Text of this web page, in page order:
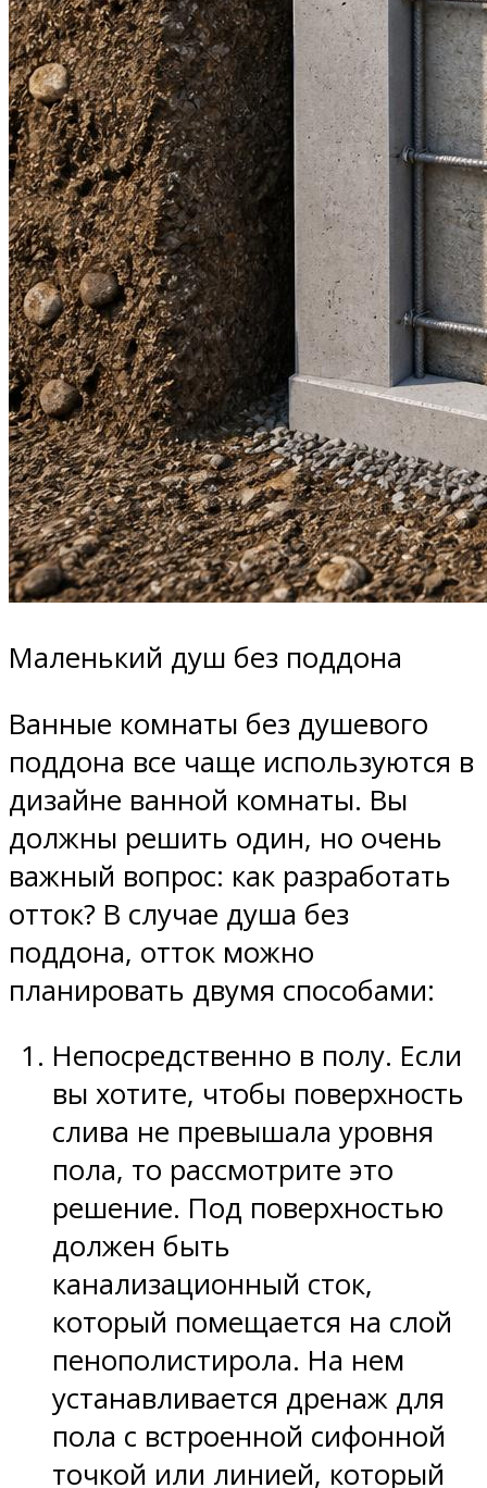
Маленький душ без поддона
Ванные комнаты без душевого
поддона все чаще используются в
дизайне ванной комнаты. Вы
должны решить один, но очень
важный вопрос: как разработать
отток? В случае душа без
поддона, отток можно
планировать двумя способами:
Непосредственно в полу. Если
вы хотите, чтобы поверхность
слива не превышала уровня
пола, то рассмотрите это
решение. Под поверхностью
должен быть
канализационный сток,
который помещается на слой
пенополистирола. На нем
устанавливается дренаж для
пола с встроенной сифонной
точкой или линией, который